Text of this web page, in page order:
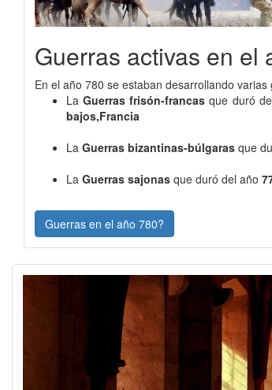
Guerras activas en el
En el año 780 se estaban desarrollando varias
LaGuerras frisón-francasque duró
bajos,Francia
La Guerras bizantinas-búlgaras que
La Guerras sajonas que duró del año
Guerras en el año 780?